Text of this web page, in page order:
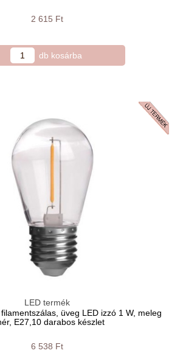
2 615 Ft
LED termék
üveg LED izzó 1 W, meleg
E27,10 darabos készlet
6 538 Ft